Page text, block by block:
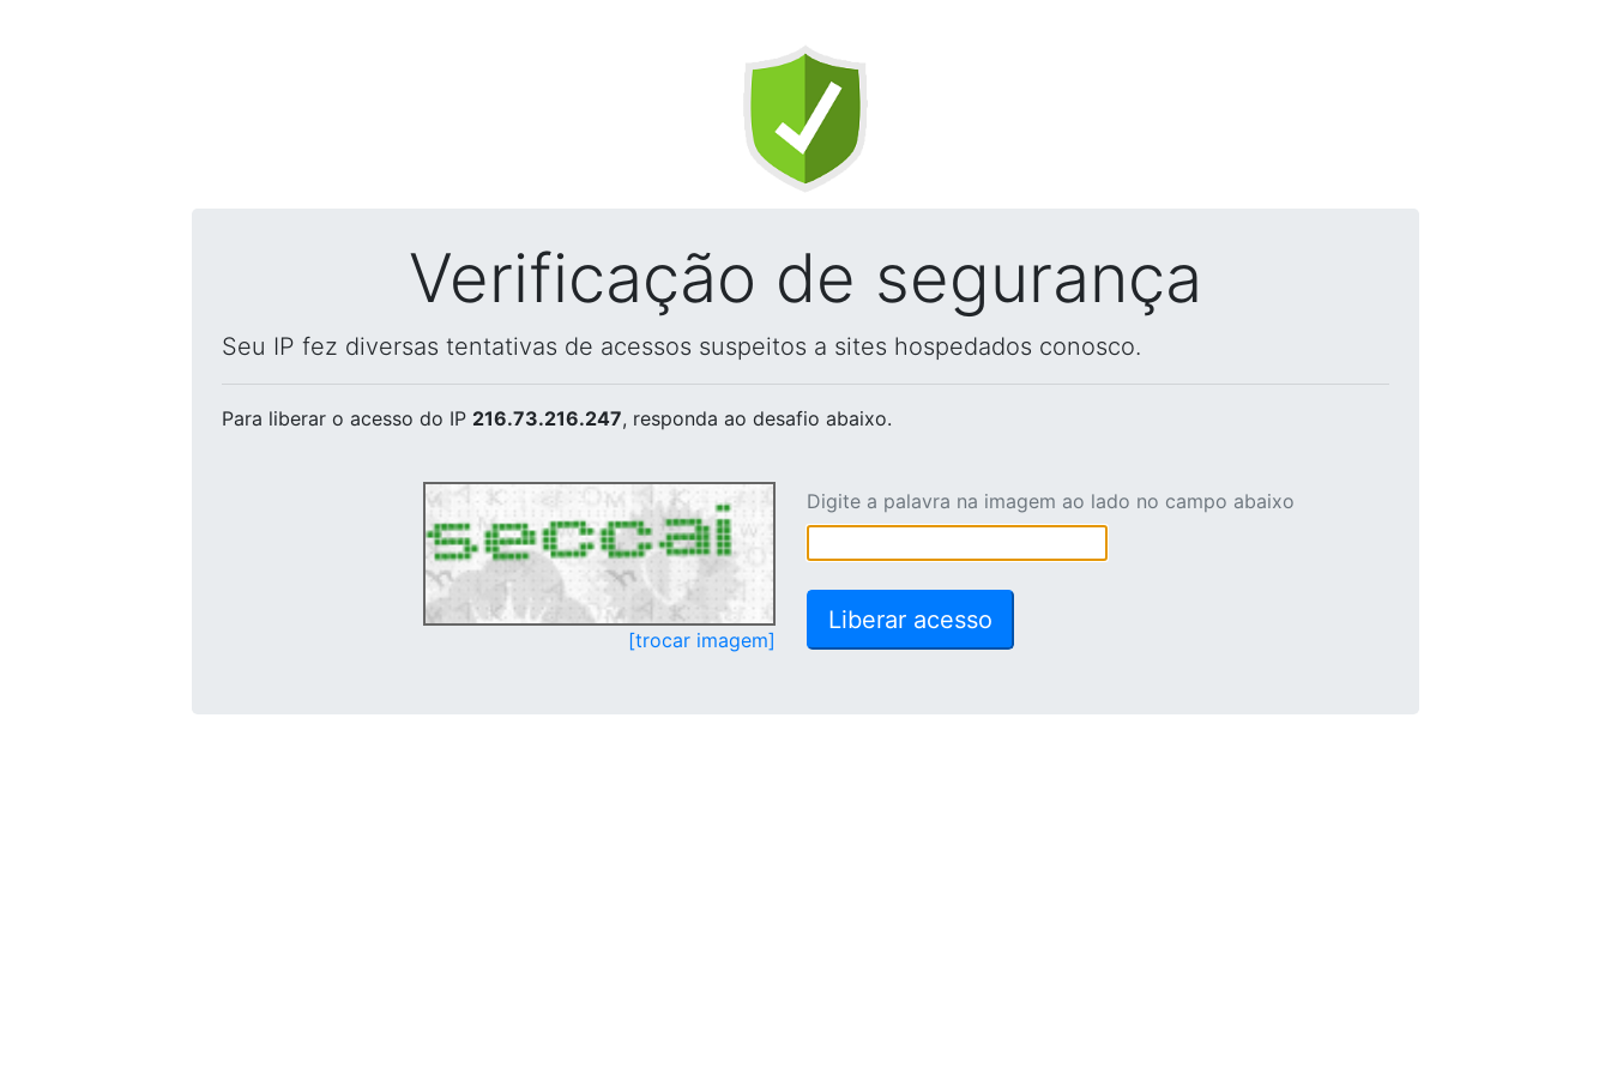
Verificação de segurança
Seu IP fez diversas tentativas de acessos suspeitos a sites hospedados conosco.
Para liberar o acesso do IP 216.73.216.247, responda ao desafio abaixo.
[trocar imagem]
Digite a palavra na imagem ao lado no campo abaixo